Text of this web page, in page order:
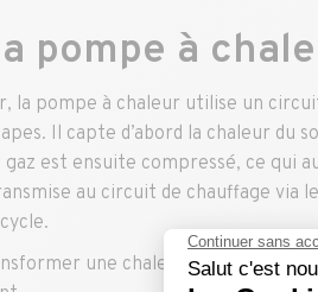
pompe à
la pompe à chaleur utilise un
Il capte d’abord la chaleur du
gaz est ensuite compressé, ce
au circuit de chauffage via
une chaleur naturelle à